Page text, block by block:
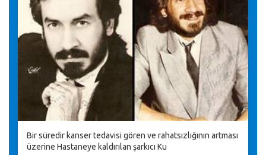
Bir süredir kanser tedavisi gören ve rahatsızlığının artması
üzerine Hastaneye kaldırılan şarkıcı Ku